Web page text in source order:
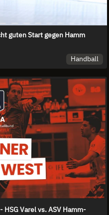
guten Start gegen Hamm
Handball
Varel vs. ASV Hamm-